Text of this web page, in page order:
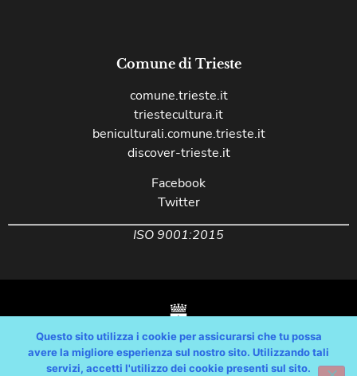
Comune di Trieste
comune.trieste.it
triestecultura.it
beniculturali.comune.trieste.it
discover-trieste.it
Facebook
Twitter
ISO 9001:2015
Copyright © Comune di Trieste – partita Iva 00210240321 – tutti i diritti
Questo sito utilizza i cookie per assicurarsi che tu possa
avere la migliore esperienza sul nostro sito. Utilizzando tali
servizi, accetti l'utilizzo dei cookie presenti sul sito.